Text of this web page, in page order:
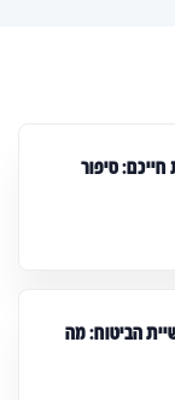
סיפור
הביטוח: מה